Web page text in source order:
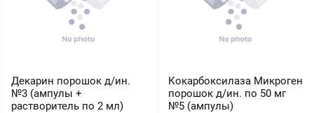
Декарин порошок д/ин.
№3 (ампулы +
растворитель по 2 мл)
Кокарбоксилаза Микроген
порошок д/ин. по 50 мг
№5 (ампулы)